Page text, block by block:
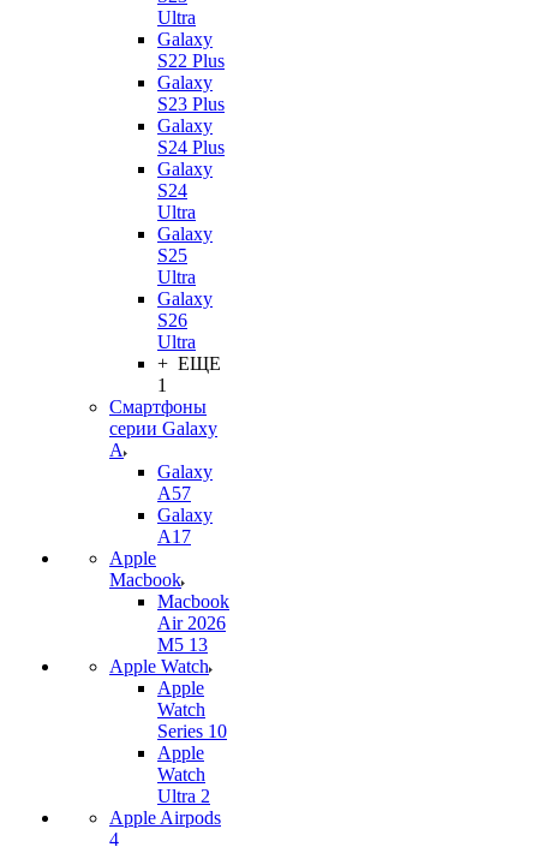
Ultra
Galaxy
S22 Plus
Galaxy
S23 Plus
Galaxy
S24 Plus
Galaxy
S24
Ultra
Galaxy
S25
Ultra
Galaxy
S26
Ultra
+ ЕЩЕ
1
Смартфоны
серии Galaxy
A
Galaxy
A57
Galaxy
A17
Apple
Macbook
Macbook
Air 2026
M5 13
Apple Watch
Apple
Watch
Series 10
Apple
Watch
Ultra 2
Apple Airpods
4